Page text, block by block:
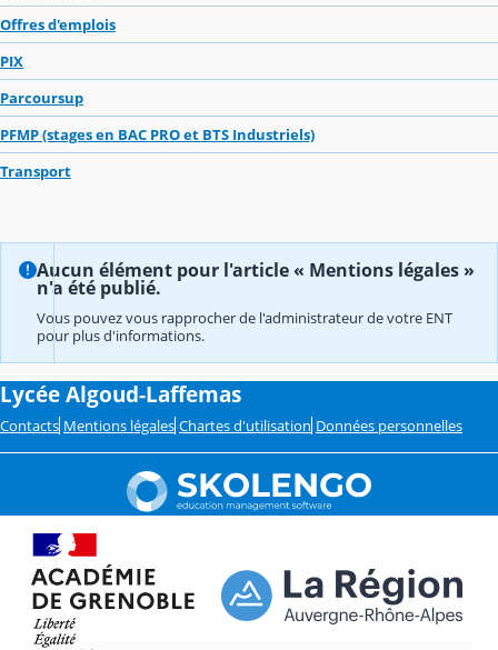
Offres d'emplois
PIX
Parcoursup
PFMP (stages en BAC PRO et BTS Industriels)
Transport
Aucun élément pour l'article « Mentions légales »
n'a été publié.
Vous pouvez vous rapprocher de l'administrateur de votre ENT
pour plus d'informations.
Lycée Algoud-Laffemas
Contacts Mentions légales Chartes d'utilisation Données personnelles